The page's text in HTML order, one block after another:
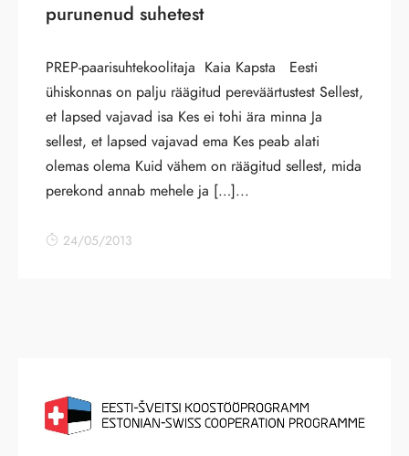
purunenud suhetest
PREP-paarisuhtekoolitaja Kaia Kapsta Eesti
ühiskonnas on palju räägitud pereväärtustest Sellest,
et lapsed vajavad isa Kes ei tohi ära minna Ja
sellest, et lapsed vajavad ema Kes peab alati
olemas olema Kuid vähem on räägitud sellest, mida
perekond annab mehele ja […]...
24/05/2013